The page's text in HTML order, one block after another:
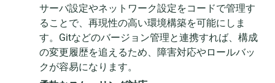
サーバ設定やネットワーク設定をコードで管理す
ることで、再現性の高い環境構築を可能にしま
す。Gitなどのバージョン管理と連携すれば、構成
の変更履歴を追えるため、障害対応やロールバッ
クが容易になります。